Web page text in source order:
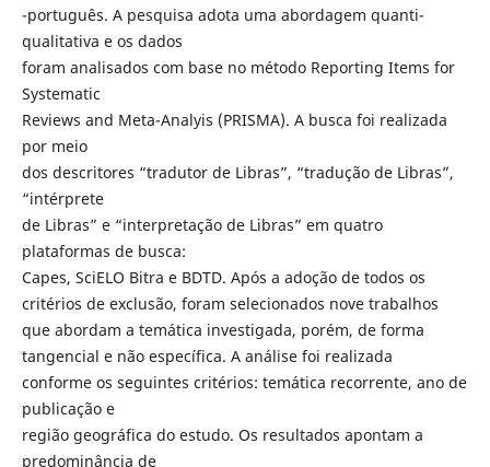
-português. A pesquisa adota uma abordagem quanti-
qualitativa e os dados
foram analisados com base no método Reporting Items for
Systematic
Reviews and Meta-Analyis (PRISMA). A busca foi realizada
por meio
dos descritores “tradutor de Libras”, “tradução de Libras”,
“intérprete
de Libras” e “interpretação de Libras” em quatro
plataformas de busca:
Capes, SciELO Bitra e BDTD. Após a adoção de todos os
critérios de exclusão, foram selecionados nove trabalhos
que abordam a temática investigada, porém, de forma
tangencial e não específica. A análise foi realizada
conforme os seguintes critérios: temática recorrente, ano de
publicação e
região geográfica do estudo. Os resultados apontam a
predominância de